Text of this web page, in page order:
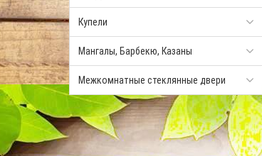
Купели
Мангалы, Барбекю, Казаны
Межкомнатные стеклянные двери